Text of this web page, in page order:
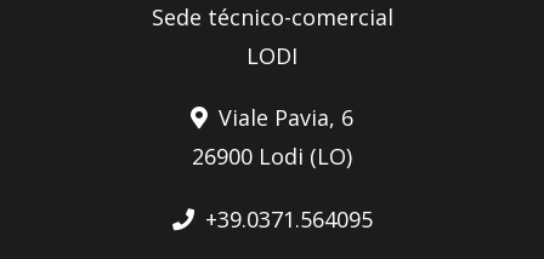
Sede técnico-comercial
LODI
Viale Pavia, 6
26900 Lodi (LO)
+39.0371.564095